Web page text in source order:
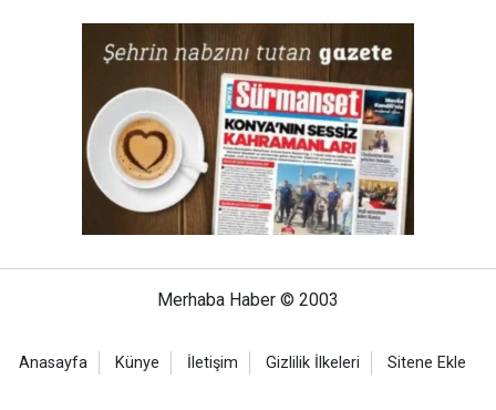
Merhaba Haber © 2003
Anasayfa Künye İletişim Gizlilik İlkeleri Sitene Ekle